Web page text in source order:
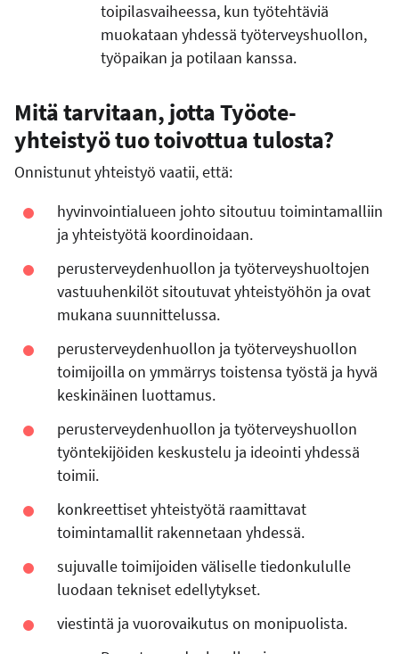
toipilasvaiheessa, kun työtehtäviä
muokataan yhdessä työterveyshuollon,
työpaikan ja potilaan kanssa.
Mitä tarvitaan, jotta Työote-
yhteistyö tuo toivottua tulosta?
Onnistunut yhteistyö vaatii, että:
hyvinvointialueen johto sitoutuu toimintamalliin
ja yhteistyötä koordinoidaan.
perusterveydenhuollon ja työterveyshuoltojen
vastuuhenkilöt sitoutuvat yhteistyöhön ja ovat
mukana suunnittelussa.
perusterveydenhuollon ja työterveyshuollon
toimijoilla on ymmärrys toistensa työstä ja hyvä
keskinäinen luottamus.
perusterveydenhuollon ja työterveyshuollon
työntekijöiden keskustelu ja ideointi yhdessä
toimii.
konkreettiset yhteistyötä raamittavat
toimintamallit rakennetaan yhdessä.
sujuvalle toimijoiden väliselle tiedonkululle
luodaan tekniset edellytykset.
viestintä ja vuorovaikutus on monipuolista.